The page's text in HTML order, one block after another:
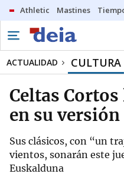
Athletic Mastines
ACTUALIDAD CULTURA
Celtas
en su
Sus clásicos, con “un
vientos, sonarán este
Euskalduna